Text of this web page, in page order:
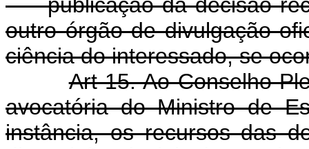
outro órgão de divulgação
ciência do interessado, se
Art 15. Ao Conselho
avocatória do Ministro de
instância, os recursos das